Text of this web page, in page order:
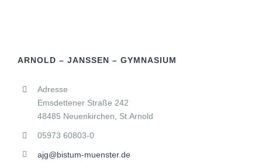
ARNOLD – JANSSEN – GYMNASIUM
Adresse
Emsdettener Straße 242
48485 Neuenkirchen, St.Arnold
05973 60803-0
ajg@bistum-muenster.de